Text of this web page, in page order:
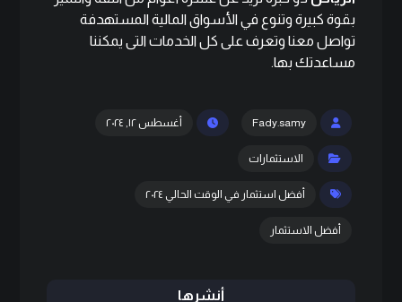
بقوة كبيرة وتنوع في الأسواق المالية المستهدفة
تواصل معنا وتعرف على كل الخدمات التى يمكننا
مساعدتك بها.
Fady.samy أغسطس ١٢, ٢٠٢٤
الاستثمارات
أفضل استثمار في الوقت الحالي ٢٠٢٤
أفضل الاستثمار